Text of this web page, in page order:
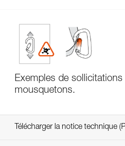
Exemples de
mousquetons.